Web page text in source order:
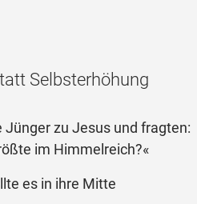
Selbsterhöhung
Jünger zu Jesus und fragten:
im Himmelreich?«
es in ihre Mitte